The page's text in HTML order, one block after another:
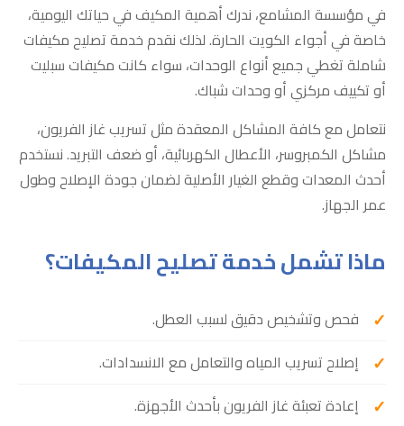
في مؤسسة المشامع، ندرك أهمية المكيف في حياتك اليومية،
خاصة في أجواء الكويت الحارة. لذلك نقدم خدمة تصليح مكيفات
شاملة تغطي جميع أنواع الوحدات، سواء كانت مكيفات سبليت
أو تكييف مركزي أو وحدات شباك.
نتعامل مع كافة المشاكل المعقدة مثل تسريب غاز الفريون،
مشاكل الكمبروسر، الأعطال الكهربائية، أو ضعف التبريد. نستخدم
أحدث المعدات وقطع الغيار الأصلية لضمان جودة الإصلاح وطول
عمر الجهاز.
ماذا تشمل خدمة تصليح المكيفات؟
فحص وتشخيص دقيق لسبب العطل.
إصلاح تسريب المياه والتعامل مع الانسدادات.
إعادة تعبئة غاز الفريون بأحدث الأجهزة.